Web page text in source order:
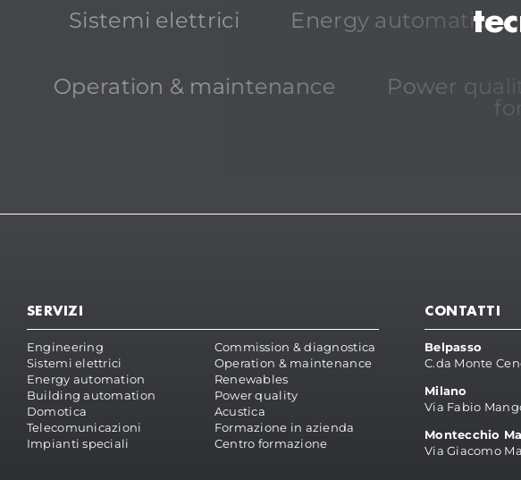
Sistemi elettrici Energy automation
Operation & maintenance Power
SERVIZI
Engineering
Sistemi elettrici
Energy automation
Building automation
Domotica
Telecomunicazioni
Impianti speciali
Commission & diagnostica
Operation & maintenance
Renewables
Power quality
Acustica
Formazione in azienda
Centro formazione
CONTATTI
Belpasso
C.da Monte
Milano
Via Fabio
Montecchio
Via Giacomo